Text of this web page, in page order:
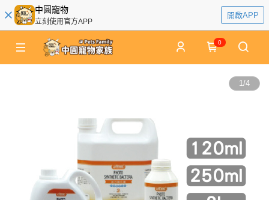
中圓寵物
立刻使用官方APP
開啟APP
0
1/4